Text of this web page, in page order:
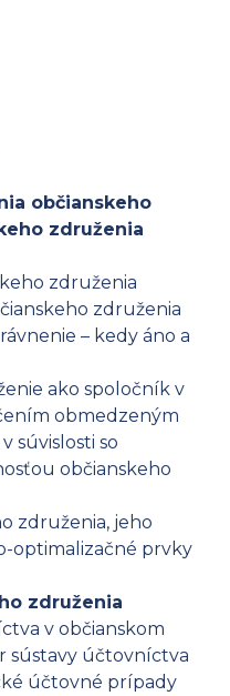
občianskeho
združenia
združenia
združenia
– kedy áno a
ako spoločník v
obmedzeným
súvislosti so
občianskeho
združenia, jeho
optimalizačné prvky
združenia
v občianskom
sústavy účtovníctva
účtovné prípady